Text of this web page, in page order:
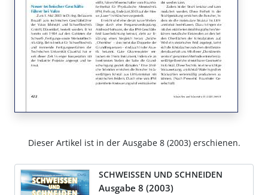
Dieser Artikel ist in der Ausgabe 8 (2003) erschienen.
SCHWEISSEN UND SCHNEIDEN
Ausgabe 8 (2003)